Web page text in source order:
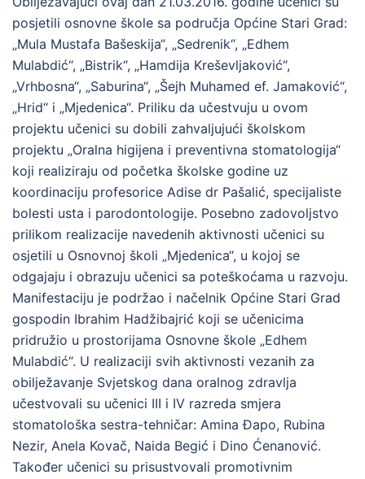
posjetili osnovne škole sa područja Općine Stari Grad:
„Mula Mustafa Bašeskija“, „Sedrenik“, „Edhem
Mulabdić“, „Bistrik“, „Hamdija Kreševljaković“,
„Vrhbosna“, „Saburina“, „Šejh Muhamed ef. Jamaković“,
„Hrid“ i „Mjedenica“. Priliku da učestvuju u ovom
projektu učenici su dobili zahvaljujući školskom
projektu „Oralna higijena i preventivna stomatologija“
koji realiziraju od početka školske godine uz
koordinaciju profesorice Adise dr Pašalić, specijaliste
bolesti usta i parodontologije. Posebno zadovoljstvo
prilikom realizacije navedenih aktivnosti učenici su
osjetili u Osnovnoj školi „Mjedenica“, u kojoj se
odgajaju i obrazuju učenici sa poteškoćama u razvoju.
Manifestaciju je podržao i načelnik Općine Stari Grad
gospodin Ibrahim Hadžibajrić koji se učenicima
pridružio u prostorijama Osnovne škole „Edhem
Mulabdić“. U realizaciji svih aktivnosti vezanih za
obilježavanje Svjetskog dana oralnog zdravlja
učestvovali su učenici III i IV razreda smjera
stomatološka sestra-tehničar: Amina Đapo, Rubina
Nezir, Anela Kovač, Naida Begić i Dino Ćenanović.
Također učenici su prisustvovali promotivnim